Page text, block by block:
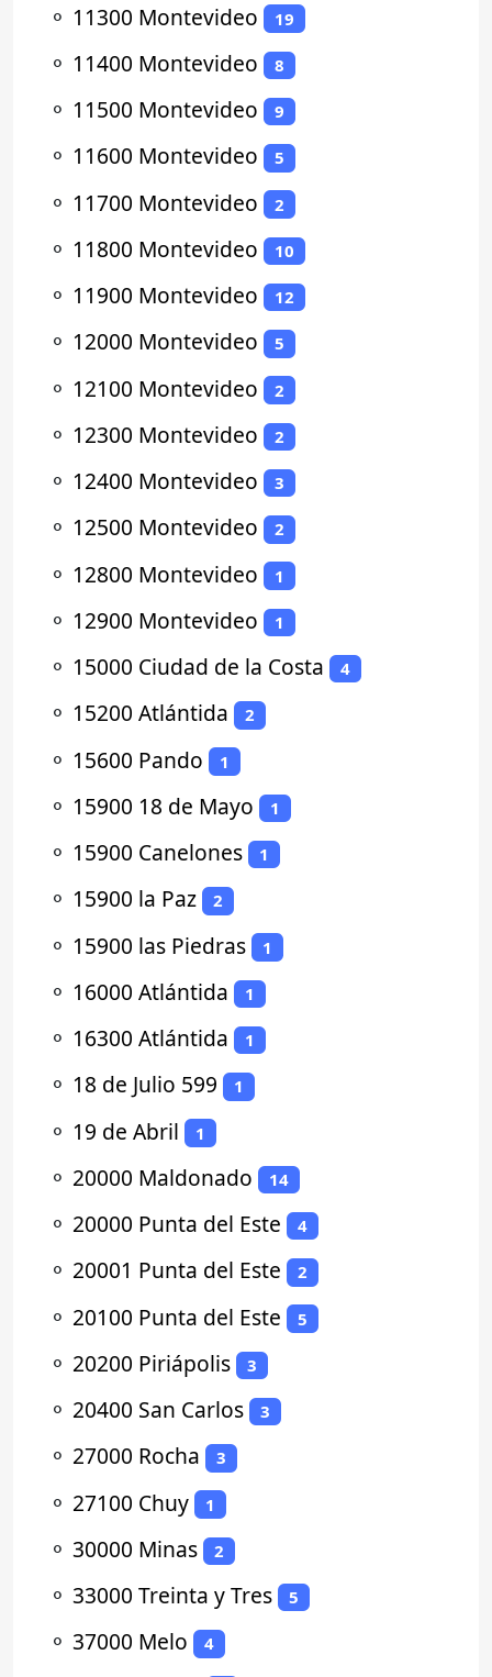
⚬ 11300 Montevideo 19
⚬ 11400 Montevideo 8
⚬ 11500 Montevideo 9
⚬ 11600 Montevideo 5
⚬ 11700 Montevideo 2
⚬ 11800 Montevideo 10
⚬ 11900 Montevideo 12
⚬ 12000 Montevideo 5
⚬ 12100 Montevideo 2
⚬ 12300 Montevideo 2
⚬ 12400 Montevideo 3
⚬ 12500 Montevideo 2
⚬ 12800 Montevideo 1
⚬ 12900 Montevideo 1
⚬ 15000 Ciudad de la Costa 4
⚬ 15200 Atlántida 2
⚬ 15600 Pando 1
⚬ 15900 18 de Mayo 1
⚬ 15900 Canelones 1
⚬ 15900 la Paz 2
⚬ 15900 las Piedras 1
⚬ 16000 Atlántida 1
⚬ 16300 Atlántida 1
⚬ 18 de Julio 599 1
⚬ 19 de Abril 1
⚬ 20000 Maldonado 14
⚬ 20000 Punta del Este 4
⚬ 20001 Punta del Este 2
⚬ 20100 Punta del Este 5
⚬ 20200 Piriápolis 3
⚬ 20400 San Carlos 3
⚬ 27000 Rocha 3
⚬ 27100 Chuy 1
⚬ 30000 Minas 2
⚬ 33000 Treinta y Tres 5
⚬ 37000 Melo 4